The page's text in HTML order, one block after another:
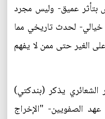
بتأثر عميق- وليس مجرد
خيالي- لحدث تاريخي مما
الغير حتى ممن لا يفهم
يذكر (بندكتي)
الصفويين- "الإخراج